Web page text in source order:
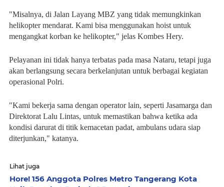
"Misalnya, di Jalan Layang MBZ yang tidak memungkinkan
helikopter mendarat. Kami bisa menggunakan hoist untuk
mengangkat korban ke helikopter," jelas Kombes Hery.
Pelayanan ini tidak hanya terbatas pada masa Nataru, tetapi juga
akan berlangsung secara berkelanjutan untuk berbagai kegiatan
operasional Polri.
"Kami bekerja sama dengan operator lain, seperti Jasamarga dan
Direktorat Lalu Lintas, untuk memastikan bahwa ketika ada
kondisi darurat di titik kemacetan padat, ambulans udara siap
diterjunkan," katanya.
Lihat juga
Hore! 156 Anggota Polres Metro Tangerang Kota